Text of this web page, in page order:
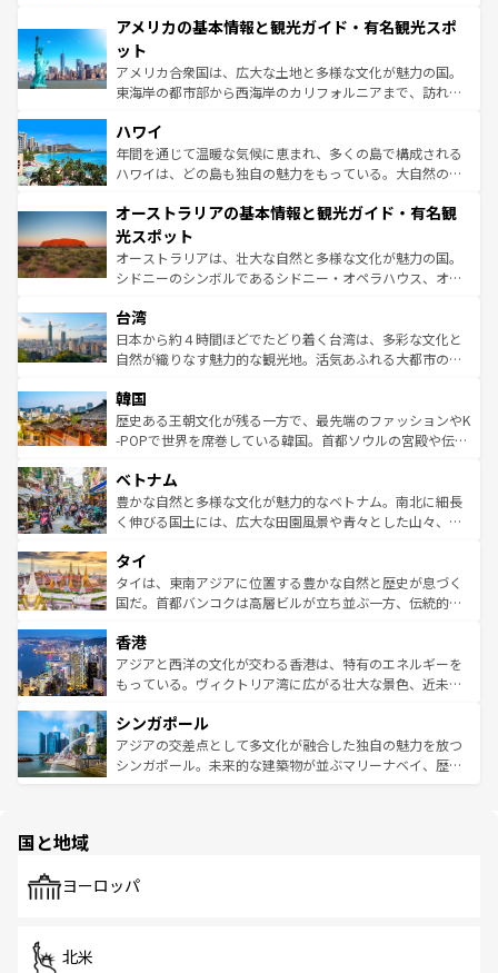
ンツ一覧を参照してほしい。
の建物がそのまま残る町や、スイスならではのユニークな
博物館もあり、アルプス観光だけでなく町歩きも満喫する
ことができる。国民の所得が高いため物価も高いが、旅行
者向けの交通パス提供のサービスもあり、うまく活用すれ
着のスイス情報は
アメリカの基本情報と観光ガイド・有名観光スポ
ット
アメリカ合衆国は、広大な土地と多様な文化が魅力の国。
東海岸の都市部から西海岸のカリフォルニアまで、訪れる
のような巨大都市は、観光、ショッピング、エンターテイ
ンメントが詰まった刺激的なスポットだ。一方、アメリカ
西部には大自然が広がり、グランドキャニオンやイエロー
部のニューオーリンズでは、音楽と美食が融合した独特の
文化が魅力。旅行者はアメリカの各地域で異なる魅力を楽
しみながら、その多様性と豊かな歴史を感じることができ
るだろう。車でのロードトリップや列車の旅も、アメリカ
情報は
ハワイ
年間を通じて温暖な気候に恵まれ、多くの島で構成される
ハワイは、どの島も独自の魅力をもっている。大自然の神
ワイ島は見逃せない。また、定番の観光地といえばオアフ
島だが、静かな自然を求めるならマウイ島やカウアイ島が
おすすめ。エメラルドグリーンに輝く海をはじめ、豊かな
文化や歴史が息づいている。「アロハスピリット」と呼ば
人々、おいしいローカルフードやハワイアンミュージッ
ク、伝統的なフラダンスなど、すべてがハワイの魅力を彩
っている。訪れるたびに新しい発見と感動が待っているハ
はコンテンツ一覧
オーストラリアの基本情報と観光ガイド・有名観
光スポット
オーストラリアは、壮大な自然と多様な文化が魅力の国。
シドニーのシンボルであるシドニー・オペラハウス、オー
リアリーフや大陸中央部にそびえるウルル（エアーズロッ
ク）、タスマニアの美しい原生林やケアンズの熱帯雨林な
ど、見どころがたくさん。また、カフェやワイン、オージ
いる。アクティビティも充実しており、サーフィンやダイ
ビング、ハイキングなど、アウトドア好きにはたまらな
い。オーストラリアの多彩な魅力を存分に味わいつくそ
参照してほしい。
台湾
日本から約４時間ほどでたどり着く台湾は、多彩な文化と
自然が織りなす魅力的な観光地。活気あふれる大都市の台
ン）、静ひつな山岳地帯である台湾東部など、都市の喧騒
と山間の静けさが共存しており、訪れる人に新しい発見と
驚きをもたらしてくれる。また、奥深い台湾の食文化も魅
容にもいいと評判のスイーツなど、バラエティ豊かな料理
が味わえる。 なお、新着の台湾情報は コンテンツ一覧を参
照してほしい。
韓国
歴史ある王朝文化が残る一方で、最先端のファッションやK
-POPで世界を席巻している韓国。首都ソウルの宮殿や伝統
き、地方に足を延ばせば四季折々の自然美を楽しむことが
できる。そして、キムチや焼肉、絶品のストリートフード
まで、さまざまな韓国料理が待っている。夜には、韓国な
リティに包まれながら、韓国の多彩な魅力を心ゆくまで味
わってみてほしい。 なお、新着の韓国情報はコンテンツ一
覧を参照してほしい。
ベトナム
豊かな自然と多様な文化が魅力的なベトナム。南北に細長
く伸びる国土には、広大な田園風景や青々とした山々、世
急速な発展と共に伝統が息づく。ハノイの古い町並みやホ
ーチミン市のフランス統治時代の建物も、独特の雰囲気を
醸し出している。また、バラエティの豊かさとおいしさで
とつ。フォーやバインミー、ベトナムコーヒーなどは、ぜ
ひ現地で味わいたい。どの地域を訪れてもあたたかい人々
が旅行者を迎えてくれるので、きっと忘れられない旅にな
参照してほしい。
タイ
タイは、東南アジアに位置する豊かな自然と歴史が息づく
国だ。首都バンコクは高層ビルが立ち並ぶ一方、伝統的な
の活気が交差している。北部ではチェンマイなどの山岳地
帯で自然と触れ合い、南部ではプーケットやクラビの美し
いビーチでリゾート気分を楽しむことができる。タイ料理
激する。気候は一年中温暖で、どの季節にも異なる楽しみ
が待っている。親しみやすいタイの人々、仏教を中心とし
た文化、そして多様な観光資源が、訪れる旅人を魅了し続
香港
アジアと西洋の文化が交わる香港は、特有のエネルギーを
もっている。ヴィクトリア湾に広がる壮大な景色、近未来
み、どこを訪れても感動するはず。観光スポットが密集し
ており、効率よく見どころを回れるのも魅力。息をのむよ
うな絶景から文化的な体験まで、香港を存分に楽しみ尽く
シンガポール
アジアの交差点として多文化が融合した独自の魅力を放つ
シンガポール。未来的な建築物が並ぶマリーナベイ、歴史
で、ホーカーズは地元の風情を楽しめる外せないスポット
国と地域
ヨーロッパ
北米